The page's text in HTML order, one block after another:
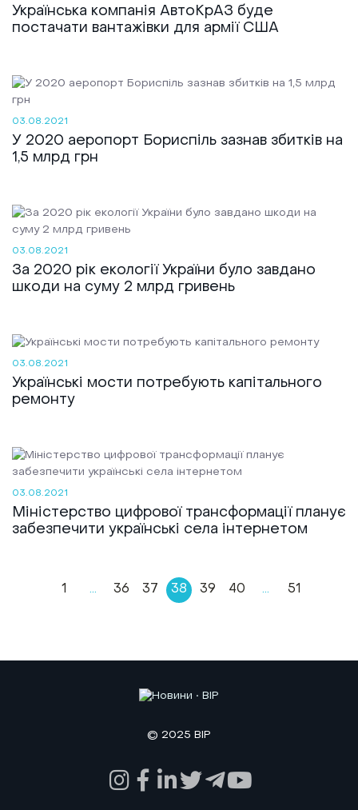
Українська компанія АвтоКрАЗ буде
постачати вантажівки для армії США
03.08.2021
У 2020 аеропорт Бориспіль зазнав збитків на
1,5 млрд грн
03.08.2021
За 2020 рік екології України було завдано
шкоди на суму 2 млрд гривень
03.08.2021
Українські мости потребують капітального
ремонту
03.08.2021
Міністерство цифрової трансформації планує
забезпечити українські села інтернетом
1 ... 36 37 38 39 40 ... 51
© 2025 BIP